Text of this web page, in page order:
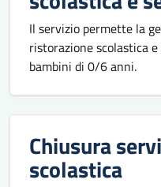
Il servizio permette la
ristorazione scolastica
bambini di 0/6 anni.
Chiusura
scolastica